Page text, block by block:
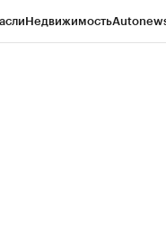
Недвижимость